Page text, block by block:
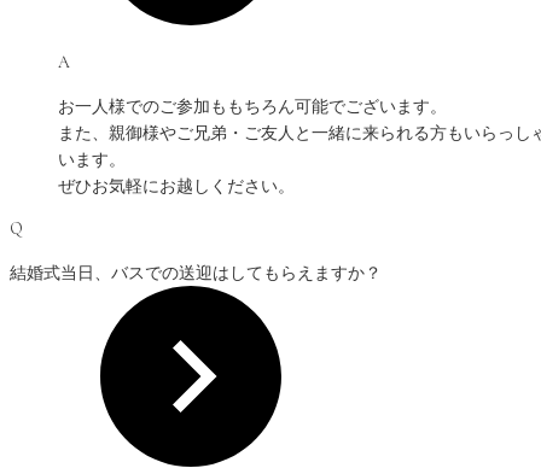
A
お一人様でのご参加ももちろん可能でございます。
また、親御様やご兄弟・ご友人と一緒に来られる方もいらっし
います。
ぜひお気軽にお越しください。
Q
結婚式当日、バスでの送迎はしてもらえますか？